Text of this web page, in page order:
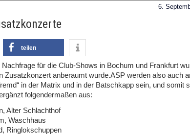
6.
teilen
für die Club-Shows in Bochum und Frankfurt
Zusatzkonzert anberaumt wurde.ASP werden also auch
in der Matrix und in der Batschkapp sein, und somit
folgendermaßen aus:
Alter Schlachthof
Waschhaus
Ringlokschuppen